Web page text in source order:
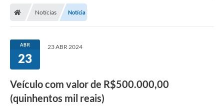
Notícias Notícia
ABR
23
23 ABR 2024
Veículo com valor de R$500.000,00
(quinhentos mil reais)